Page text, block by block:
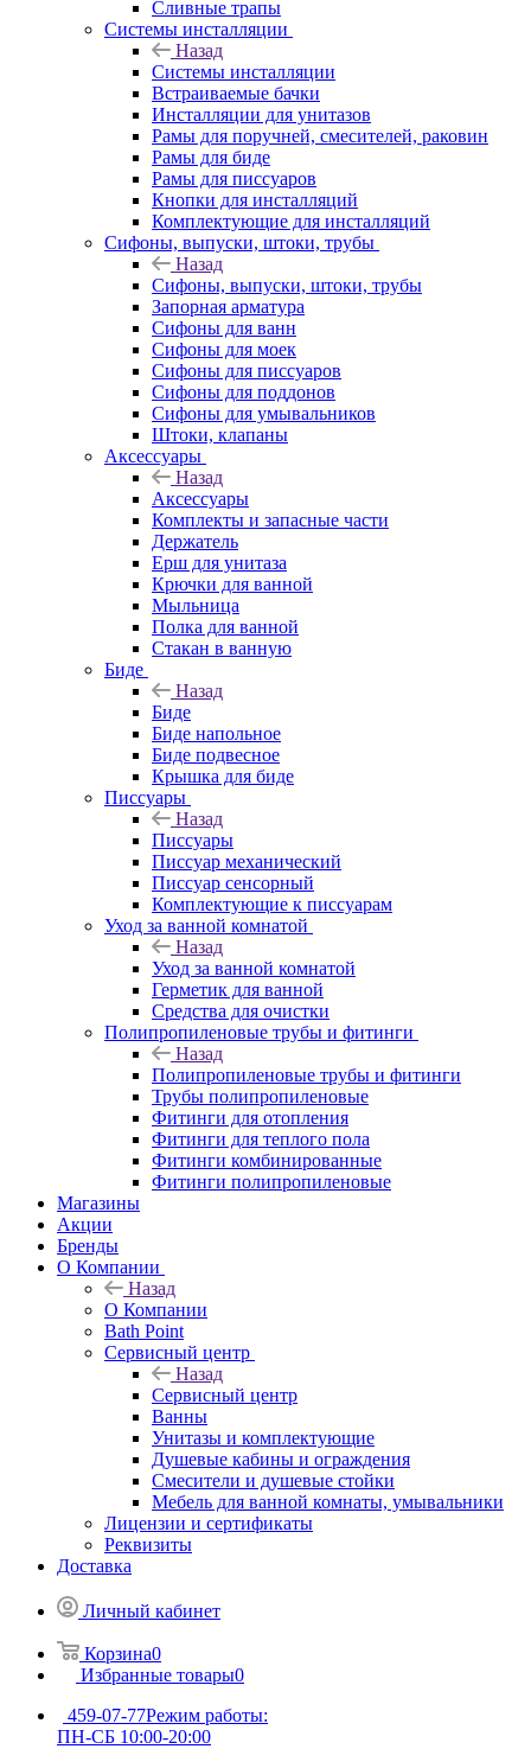
Сливные трапы
Системы инсталляции
Назад
Системы инсталляции
Встраиваемые бачки
Инсталляции для унитазов
Рамы для поручней, смесителей, раковин
Рамы для биде
Рамы для писсуаров
Кнопки для инсталляций
Комплектующие для инсталляций
Сифоны, выпуски, штоки, трубы
Назад
Сифоны, выпуски, штоки, трубы
Запорная арматура
Сифоны для ванн
Сифоны для моек
Сифоны для писсуаров
Сифоны для поддонов
Сифоны для умывальников
Штоки, клапаны
Аксессуары
Назад
Аксессуары
Комплекты и запасные части
Держатель
Ерш для унитаза
Крючки для ванной
Мыльница
Полка для ванной
Стакан в ванную
Биде
Назад
Биде
Биде напольное
Биде подвесное
Крышка для биде
Писсуары
Назад
Писсуары
Писсуар механический
Писсуар сенсорный
Комплектующие к писсуарам
Уход за ванной комнатой
Назад
Уход за ванной комнатой
Герметик для ванной
Средства для очистки
Полипропиленовые трубы и фитинги
Назад
Полипропиленовые трубы и фитинги
Трубы полипропиленовые
Фитинги для отопления
Фитинги для теплого пола
Фитинги комбинированные
Фитинги полипропиленовые
Магазины
Акции
Бренды
О Компании
Назад
О Компании
Bath Point
Сервисный центр
Назад
Сервисный центр
Ванны
Унитазы и комплектующие
Душевые кабины и ограждения
Смесители и душевые стойки
Мебель для ванной комнаты, умывальники
Лицензии и сертификаты
Реквизиты
Доставка
Личный кабинет
Корзина0
Избранные товары0
459-07-77Режим работы:
ПН-СБ 10:00-20:00